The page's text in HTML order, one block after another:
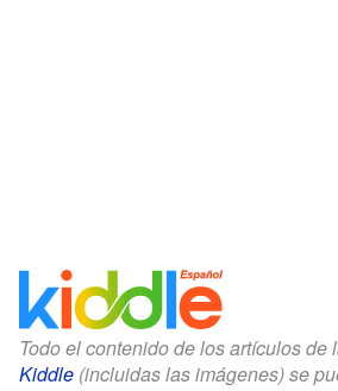
Todo el contenido de los artículos de
Kiddle (incluidas las imágenes) se